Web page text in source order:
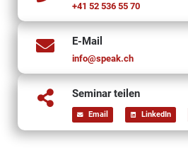
+41 52 536 55 70
E-Mail
info@speak.ch
Seminar teilen
Email LinkedIn